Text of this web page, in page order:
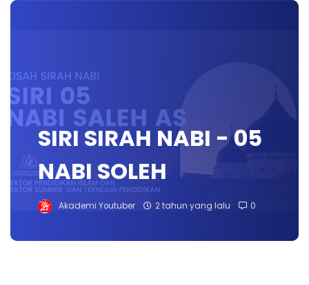
SIRI SIRAH NABI - 05
NABI SOLEH
Akademi Youtuber 2 tahun yang lalu 0